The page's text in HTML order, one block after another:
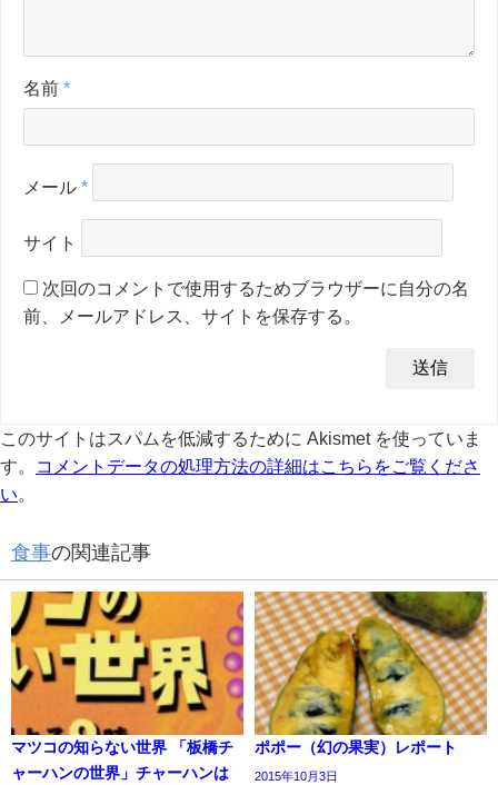
名前 *
メール *
サイト
次回のコメントで使用するためブラウザーに自分の名
前、メールアドレス、サイトを保存する。
このサイトはスパムを低減するために Akismet を使っていま
す。
コメントデータの処理方法の詳細はこちらをご覧くださ
い
食事の関連記事
マツコの知らない世界 「板橋チ
ャーハンの世界」チャーハンは
ポポー（幻の果実）レポート
2015年10月3日